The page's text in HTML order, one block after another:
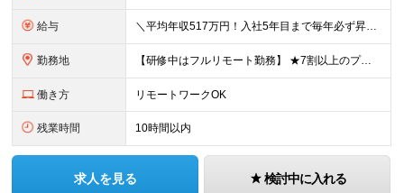
給与 ＼平均年収517万円！入社5年目まで毎年必ず昇給／ ■賞与年3回 ■年収800万円以上も可 ■入社3年以上の平均年収469.2万円 月給23万2000円以上＋賞与年3回＋各種手当 ☆入社5年目まで最
勤務地 【研修中はフルリモート勤務】 ★7割以上のプロジェクトでリモートワークを導入 ★一都三県のプロジェクト先 ★転居を伴う転勤なし ＜プロジェクト先＞ 東京・神奈川・千葉・埼玉でのプロジェクト先にて勤務
働き方 リモートワークOK
残業時間 10時間以内
求人を見る 検討中に入れる